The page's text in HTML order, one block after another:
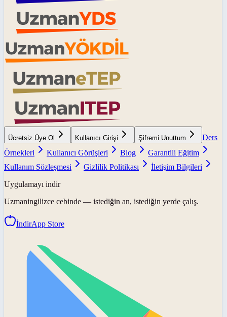
Ücretsiz Üye Ol Kullanıcı Girişi Şifremi Unuttum
Ders
Örnekleri
Kullanıcı Görüşleri Blog
Garantili Eğitim
Kullanım Sözleşmesi
Gizlilik Politikası
İletişim Bilgileri
Uygulamayı indir
Uzmaningilizce cebinde — istediğin an, istediğin yerde çalış.
İndirApp Store